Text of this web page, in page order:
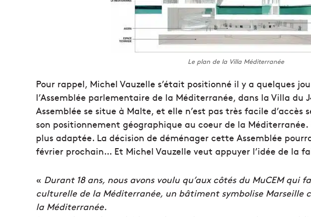
Le plan de la Villa Méditerranée
Pour rappel, Michel Vauzelle s’était positionné il y a quelques
l’Assemblée parlementaire de la Méditerranée, dans la Villa du
Assemblée se situe à Malte, et elle n’est pas très facile d’accès
son positionnement géographique au coeur de la
plus adaptée. La décision de déménager cette Assemblée
février prochain… Et Michel Vauzelle veut appuyer l’idée de la
« Durant 18 ans, nous avons voulu qu’aux côtés du MuCEM qui
culturelle de la Méditerranée, un bâtiment symbolise Marseille
la Méditerranée.